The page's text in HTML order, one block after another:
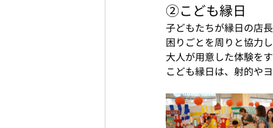
②こども縁日
子どもたちが縁日の店
困りごとを周りと協力
大人が用意した体験を
こども縁日は、射的や